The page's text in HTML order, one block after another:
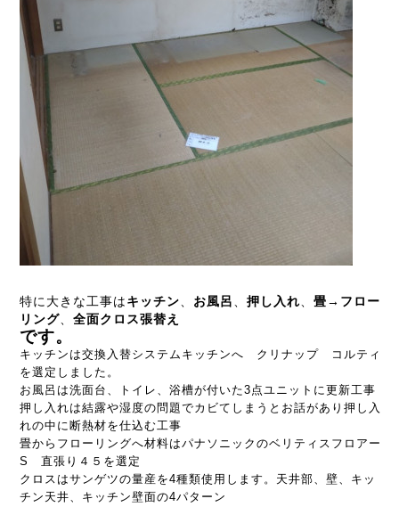
特に大きな工事はキッチン お風呂 押し入れ
畳→フロー
リング
全面クロス張替え
です。
キッチンは交換入替システムキッチンへ クリナップ コルティ
を選定しました。
お風呂は洗面台、トイレ、浴槽が付いた3点ユニットに更新工事
押し入れは結露や湿度の問題でカビてしまうとお話があり押し入
れの中に断熱材を仕込む工事
畳からフローリングへ材料はパナソニックのベリティスフロアー
S 直張り４５を選定
クロスはサンゲツの量産を4種類使用します。天井部、壁、キッ
チン天井、キッチン壁面の4パターン